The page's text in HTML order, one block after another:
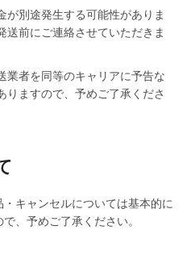
が別途発生する可能性がありま
送前にご連絡させていただきま
業者を同等のキャリアに予告な
りますので、予めご了承くださ
キャンセルについては基本的に
、予めご了承ください。